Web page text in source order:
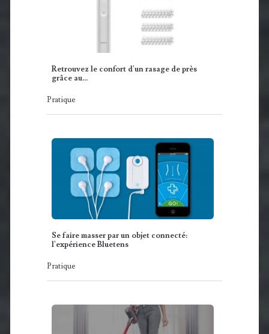
Retrouvez le confort d'un rasage de près
grâce au…
Pratique
Se faire masser par un objet connecté:
l'expérience Bluetens
Pratique